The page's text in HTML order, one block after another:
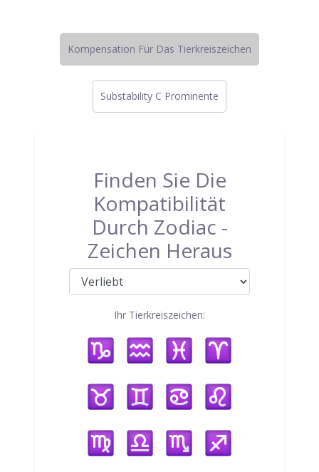
Kompensation Für Das Tierkreiszeichen
Substability C Prominente
Finden Sie Die
Kompatibilität
Durch Zodiac -
Zeichen Heraus
Ihr Tierkreiszeichen: